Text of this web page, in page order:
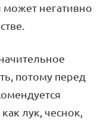
может негативно
потому перед
лук, чеснок,